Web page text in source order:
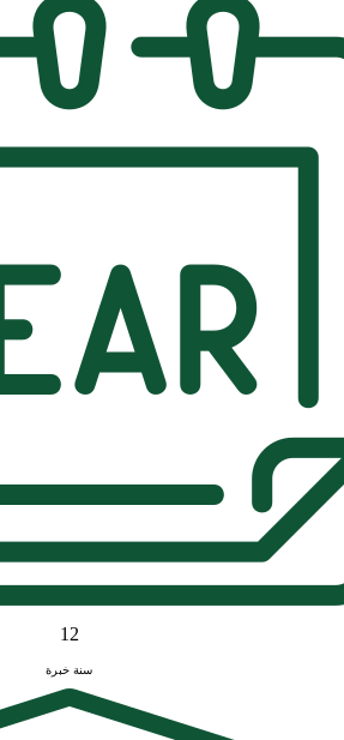
12
سنة خبرة